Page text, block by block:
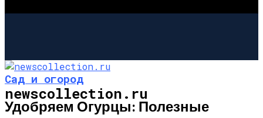
newscollection.ru
Сад и огород
Удобряем Огурцы: Полезные